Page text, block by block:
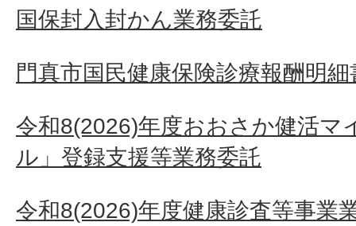
国保封入封かん業務委託
門真市国民健康保険診療報酬明
令和8(2026)年度おおさか健活マ
ル」登録支援等業務委託
令和8(2026)年度健康診査等事業